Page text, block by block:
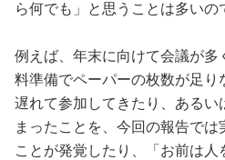
ら何でも」と思うことは多いの
例えば、年末に向けて会議が多
料準備でペーパーの枚数が足り
遅れて参加してきたり、ある
まったことを、今回の報告で
ことが発覚したり、「お前は人